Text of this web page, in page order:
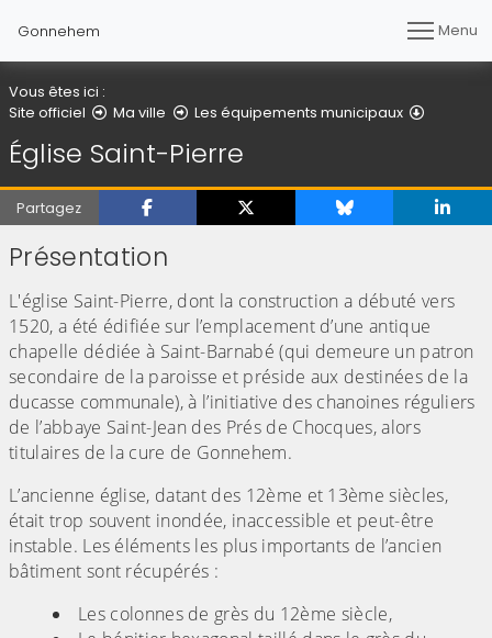
Gonnehem Menu
Vous êtes ici :
Site officiel
Ma ville Les équipements municipaux
Église Saint-Pierre
Partagez
Présentation
L'église Saint-Pierre, dont la construction a débuté vers
1520, a été édifiée sur l’emplacement d’une antique
chapelle dédiée à Saint-Barnabé (qui demeure un patron
secondaire de la paroisse et préside aux destinées de la
ducasse communale), à l’initiative des chanoines réguliers
de l’abbaye Saint-Jean des Prés de Chocques, alors
titulaires de la cure de Gonnehem.
L’ancienne église, datant des 12ème et 13ème siècles,
était trop souvent inondée, inaccessible et peut-être
instable. Les éléments les plus importants de l’ancien
bâtiment sont récupérés :
Les colonnes de grès du 12ème siècle,